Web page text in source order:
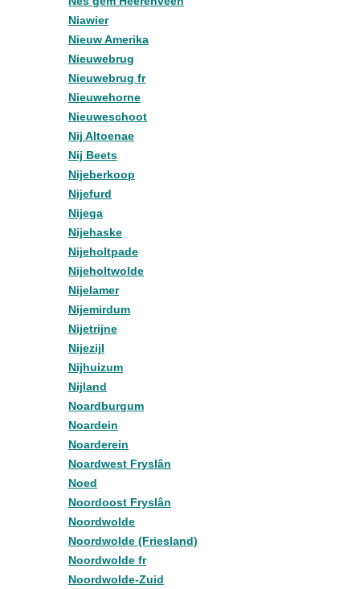
Niawier
Nieuw Amerika
Nieuwebrug
Nieuwebrug fr
Nieuwehorne
Nieuweschoot
Nij Altoenae
Nij Beets
Nijeberkoop
Nijefurd
Nijega
Nijehaske
Nijeholtpade
Nijeholtwolde
Nijelamer
Nijemirdum
Nijetrijne
Nijezijl
Nijhuizum
Nijland
Noardburgum
Noardein
Noarderein
Noardwest Fryslân
Noed
Noordoost Fryslân
Noordwolde
Noordwolde (Friesland)
Noordwolde fr
Noordwolde-Zuid